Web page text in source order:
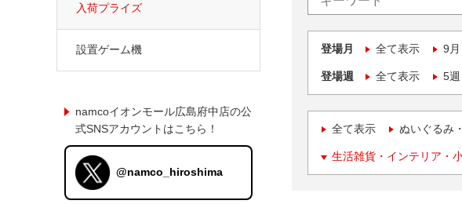
登場月 全て表示 9月
登場週 全て表示 5週
全て表示 ぬいぐるみ
生活雑貨・インテリア・
入荷プライズ
設置ゲーム機
namcoイオンモール広島府中店の公
式SNSアカウントはこちら！
@namco_hiroshima